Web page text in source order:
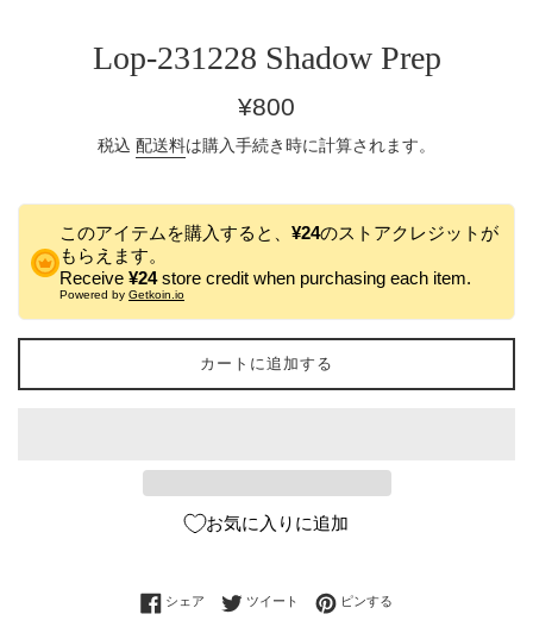
Lop-231228 Shadow Prep
通
価
¥800
税込 配送料は購入手続き時に計算されます。
このアイテムを購入すると、 ¥24のストアクレジットが
もらえます。
Receive ¥24store credit when purchasing each item.
Powered by Getkoin.io
カートに追加する
お気に入りに追加
シェア Facebookでシェアする
ツイート Twitterに投稿する
ピンする